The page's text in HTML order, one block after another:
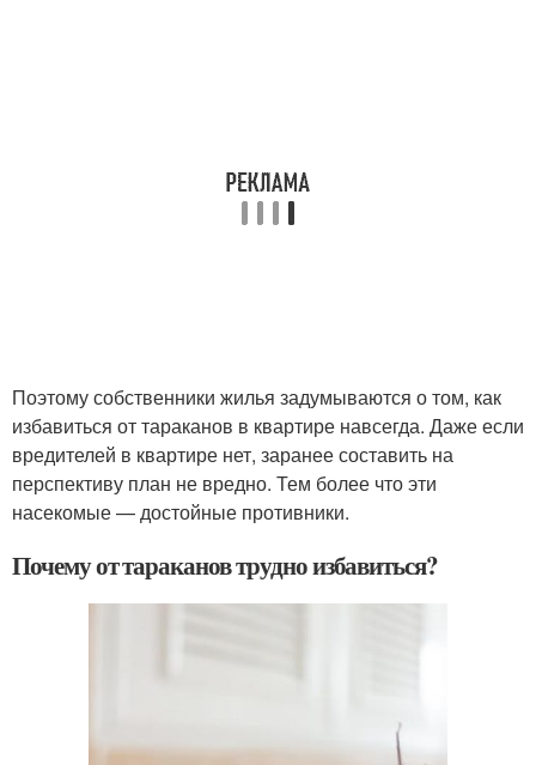
Поэтому собственники жилья задумываются о том, как
избавиться от тараканов в квартире навсегда. Даже если
вредителей в квартире нет, заранее составить на
перспективу план не вредно. Тем более что эти
насекомые — достойные противники.
Почему от тараканов трудно избавиться?